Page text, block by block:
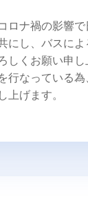
ロナ禍の影響
にし、バスに
しくお願い申
行なっている
げます。